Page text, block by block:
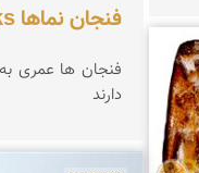
فنجان نماها Cupmarks
دارند